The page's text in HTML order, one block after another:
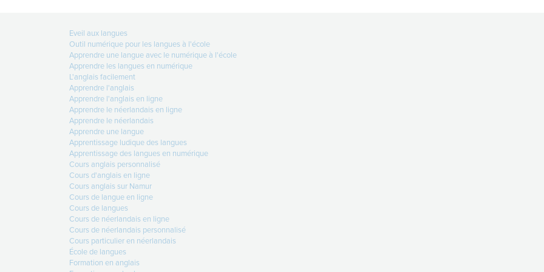
Eveil aux langues
Outil numérique pour les langues à l'école
Apprendre une langue avec le numérique à l'école
Apprendre les langues en numérique
L'anglais facilement
Apprendre l'anglais
Apprendre l'anglais en ligne
Apprendre le néerlandais en ligne
Apprendre le néerlandais
Apprendre une langue
Apprentissage ludique des langues
Apprentissage des langues en numérique
Cours anglais personnalisé
Cours d'anglais en ligne
Cours anglais sur Namur
Cours de langue en ligne
Cours de langues
Cours de néerlandais en ligne
Cours de néerlandais personnalisé
Cours particulier en néerlandais
École de langues
Formation en anglais